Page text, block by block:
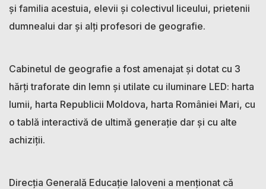
și familia acestuia, elevii și colectivul liceului, prietenii
dumnealui dar și alți profesori de geografie.
Cabinetul de geografie a fost amenajat și dotat cu 3
hărți traforate din lemn și utilate cu iluminare LED: harta
lumii, harta Republicii Moldova, harta României Mari, cu
o tablă interactivă de ultimă generație dar și cu alte
achiziții.
Direcția Generală Educație Ialoveni a menționat că